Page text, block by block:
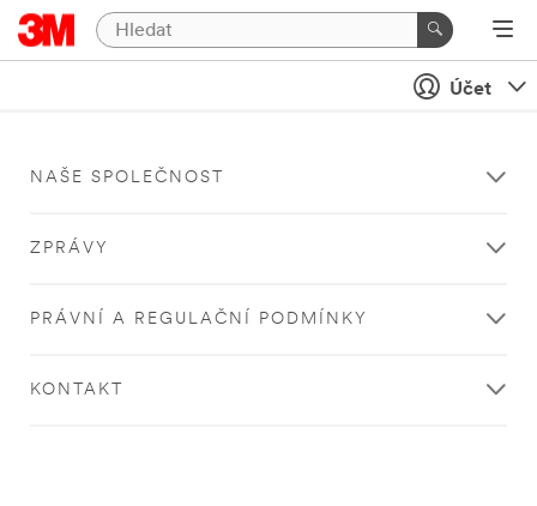
Účet
NAŠE SPOLEČNOST
ZPRÁVY
PRÁVNÍ A REGULAČNÍ PODMÍNKY
KONTAKT